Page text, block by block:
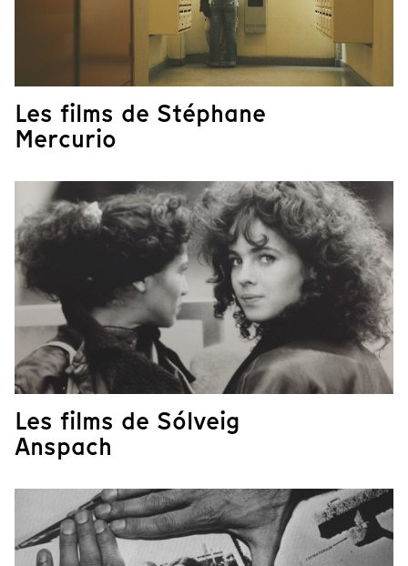
Les films de Stéphane
Mercurio
Les films de Sólveig
Anspach